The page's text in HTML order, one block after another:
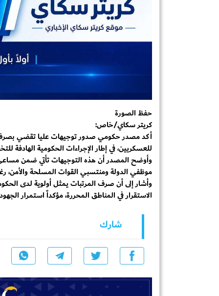
حفظ الصورة
كريتر سكاي/خاص:
أكد مصدر حكومي صدور توجيهات عليا تقضي
للعسكريين، في إطار الإجراءات الحكومية الهادفة
وأوضح المصدر أن هذه التوجيهات تأتي ضمن مساعي
موظفي الدولة ومنتسبي القوات المسلحة والأمن،
وأشار إلى أن صرف المرتبات يمثل أولوية لدى
الاستقرار في المناطق المحررة، مؤكداً استمرار
شارك